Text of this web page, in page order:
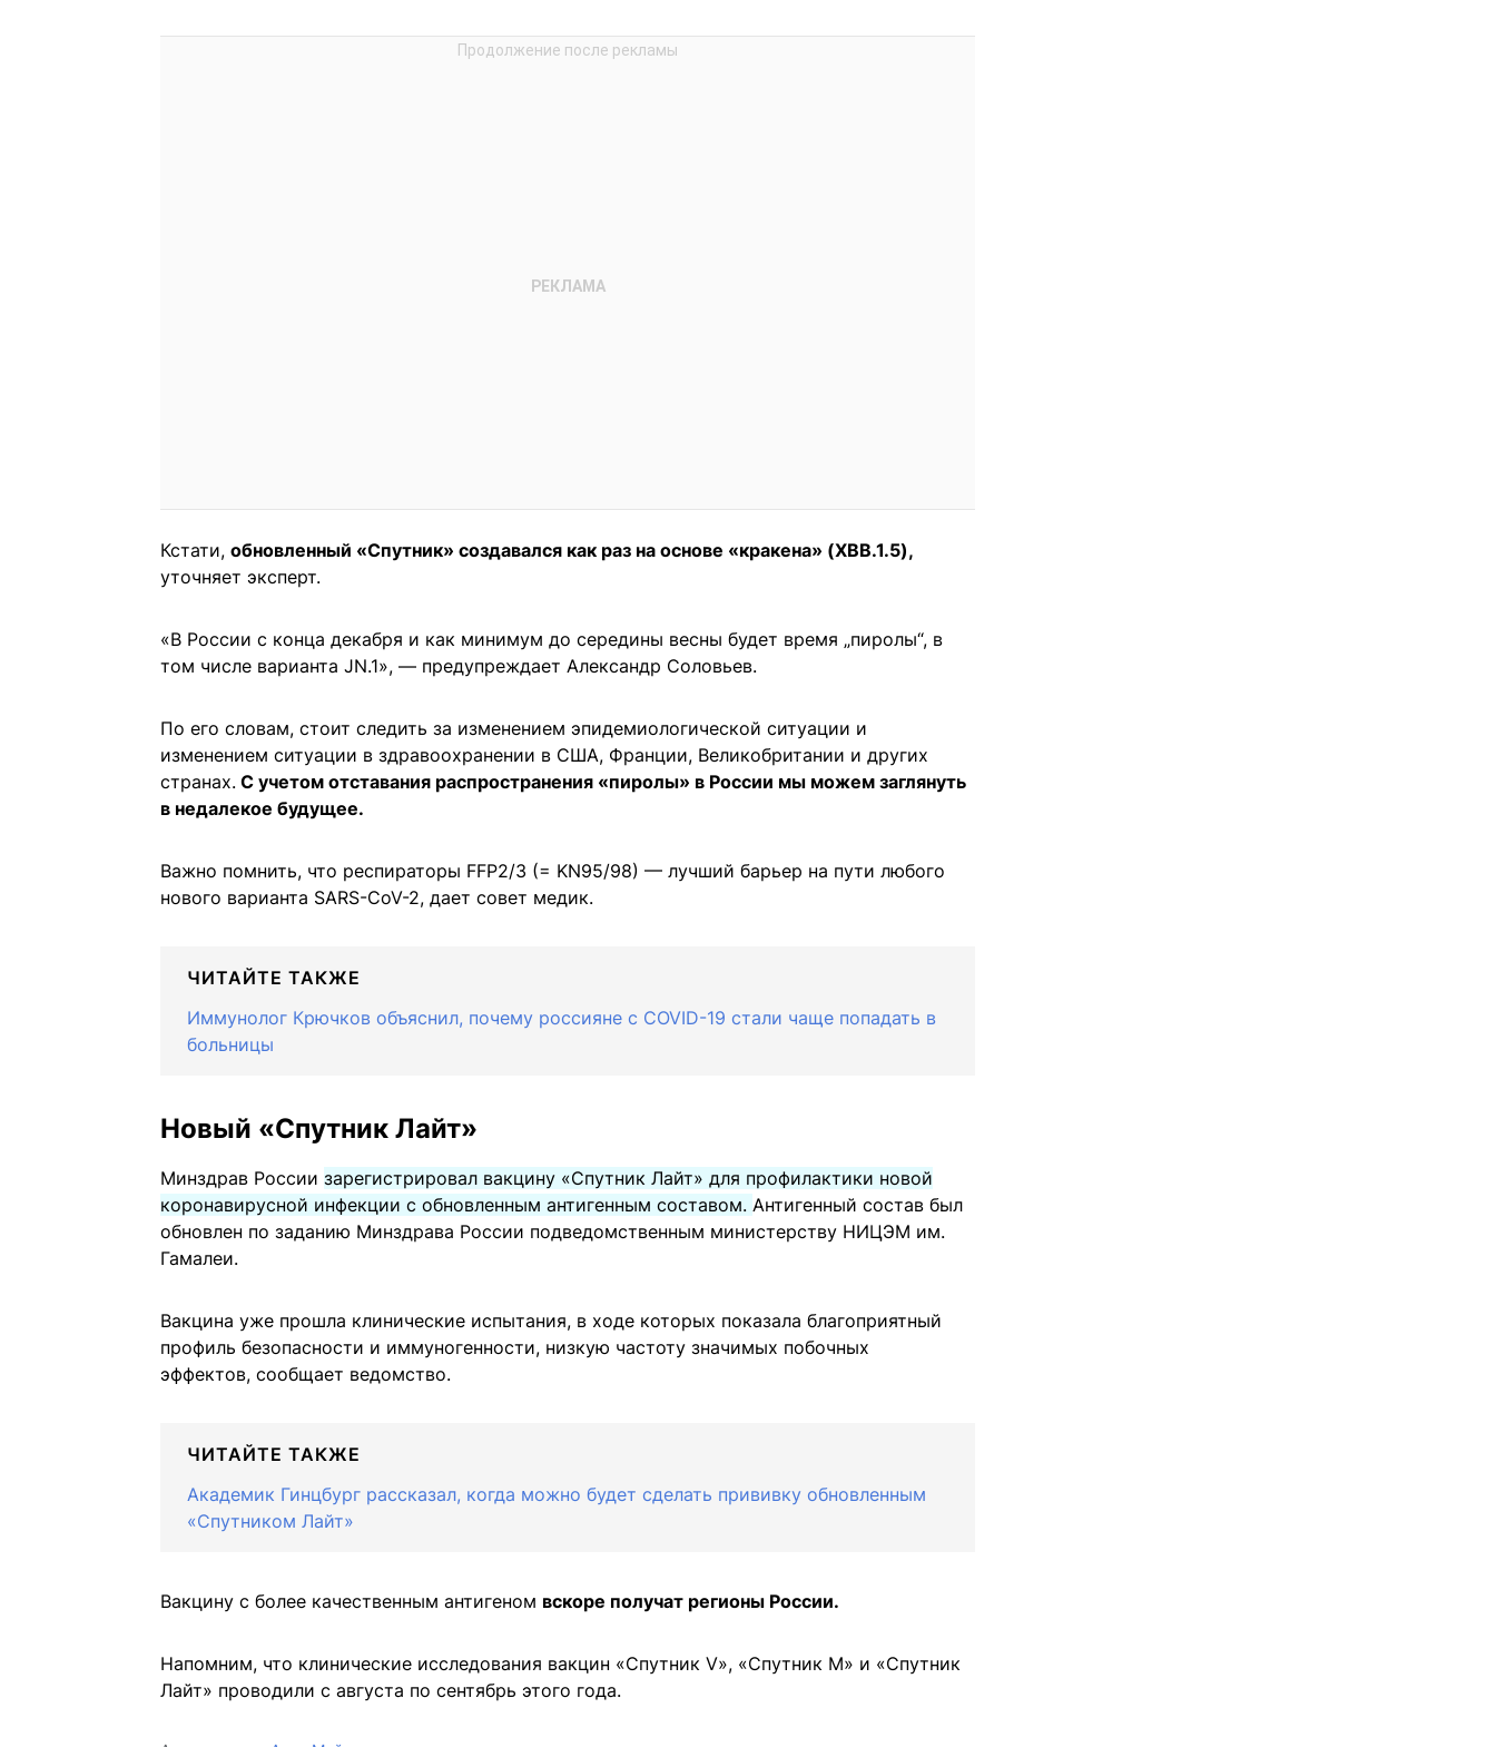
Кстати, обновленный «Спутник» создавался как раз на основе «кракена» (XBB.1.5),
уточняет эксперт.
«В России с конца декабря и как минимум до середины весны будет время „пиролы“, в
том числе варианта JN.1», — предупреждает Александр Соловьев.
По его словам, стоит следить за изменением эпидемиологической ситуации и
изменением ситуации в здравоохранении в США, Франции, Великобритании и других
странах. С учетом отставания распространения «пиролы» в России мы можем заглянуть
в недалекое будущее.
Важно помнить, что респираторы FFP2/3 (= KN95/98) — лучший барьер на пути любого
нового варианта SARS-CoV-2, дает совет медик.
ЧИТАЙТЕ ТАКЖЕ
Иммунолог Крючков объяснил, почему россияне с COVID-19 стали чаще попадать в
больницы
Новый «Спутник Лайт»
Минздрав России зарегистрировал вакцину «Спутник Лайт» для профилактики новой
коронавирусной инфекции с обновленным антигенным составом. Антигенный состав был
обновлен по заданию Минздрава России подведомственным министерству НИЦЭМ им.
Гамалеи.
Вакцина уже прошла клинические испытания, в ходе которых показала благоприятный
профиль безопасности и иммуногенности, низкую частоту значимых побочных
эффектов, сообщает ведомство.
ЧИТАЙТЕ ТАКЖЕ
Академик Гинцбург рассказал, когда можно будет сделать прививку обновленным
«Спутником Лайт»
Вакцину с более качественным антигеном вскоре получат регионы России.
Напомним, что клинические исследования вакцин «Спутник V», «Спутник М» и «Спутник
Лайт» проводили с августа по сентябрь этого года.